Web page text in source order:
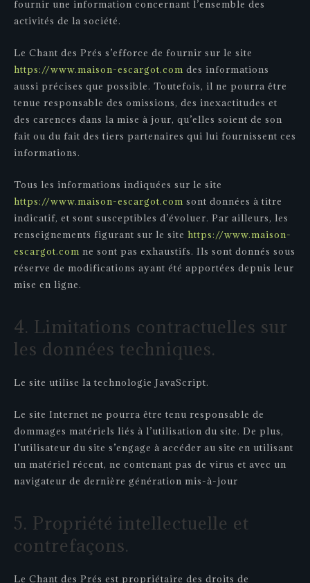
fournir une information concernant l’ensemble des
activités de la société.
Le Chant des Prés s’efforce de fournir sur le site
https://www.maison-escargot.com des informations
aussi précises que possible. Toutefois, il ne pourra être
tenue responsable des omissions, des inexactitudes et
des carences dans la mise à jour, qu’elles soient de son
fait ou du fait des tiers partenaires qui lui fournissent ces
informations.
Tous les informations indiquées sur le site
https://www.maison-escargot.com sont données à titre
indicatif, et sont susceptibles d’évoluer. Par ailleurs, les
renseignements figurant sur le site https://www.maison-
escargot.com ne sont pas exhaustifs. Ils sont donnés sous
réserve de modifications ayant été apportées depuis leur
mise en ligne.
4. Limitations contractuelles sur
les données techniques.
Le site utilise la technologie JavaScript.
Le site Internet ne pourra être tenu responsable de
dommages matériels liés à l’utilisation du site. De plus,
l’utilisateur du site s’engage à accéder au site en utilisant
un matériel récent, ne contenant pas de virus et avec un
navigateur de dernière génération mis-à-jour
5. Propriété intellectuelle et
contrefaçons.
Le Chant des Prés est propriétaire des droits de